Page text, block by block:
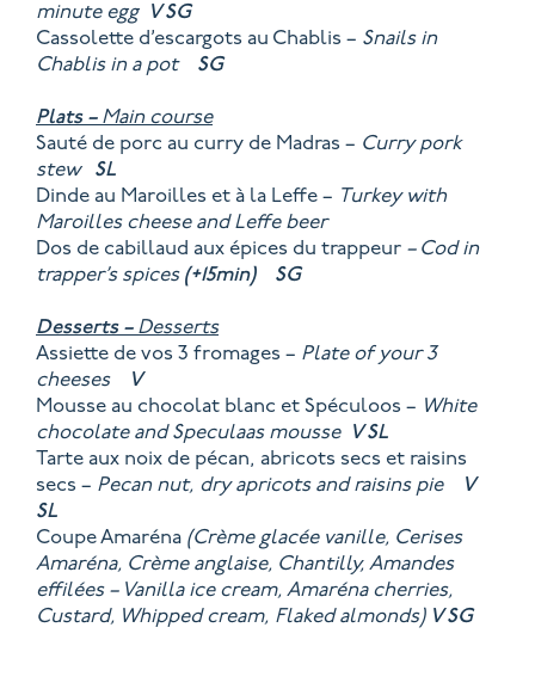
minute egg VSG
Cassolette d’escargots au Chablis – Snails in
Chablis in a pot SG
Plats – Main course
Sauté de porc au curry de Madras – Curry pork
stew SL
Dinde au Maroilles et à la Leffe – Turkey with
Maroilles cheese and Leffe beer
Dos de cabillaud aux épices du trappeur – Cod in
trapper’s spices (+15min) SG
Desserts – Desserts
Assiette de vos 3 fromages – Plate of your 3
cheeses
V
Mousse au chocolat blanc et Spéculoos – White
chocolate and Speculaas mousse VSL
Tarte aux noix de pécan, abricots secs et raisins
secs – Pecan nut, dry apricots and raisins pie
V
SL
Coupe Amaréna (Crème glacée vanille, Cerises
Amaréna, Crème anglaise, Chantilly, Amandes
effilées – Vanilla ice cream, Amaréna cherries,
Custard, Whipped cream, Flaked almonds) VSG